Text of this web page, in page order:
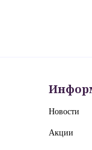
Новости
Акции